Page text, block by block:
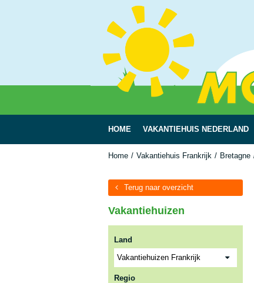
HOME VAKANTIEHUIS NEDERLAND
Home Vakantiehuis Frankrijk Bretagne
Terug naar overzicht
Vakantiehuizen
Land
Regio